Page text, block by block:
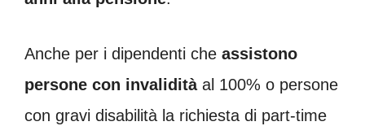
Anche per i dipendenti che assistono
persone con invaliditàal 100% o persone
con gravi disabilità la richiesta di part-time